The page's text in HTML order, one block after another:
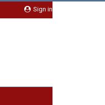
Sign in